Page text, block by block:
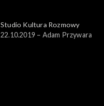
Studio Kultura Rozmowy
22.10.2019 – Adam Przywara